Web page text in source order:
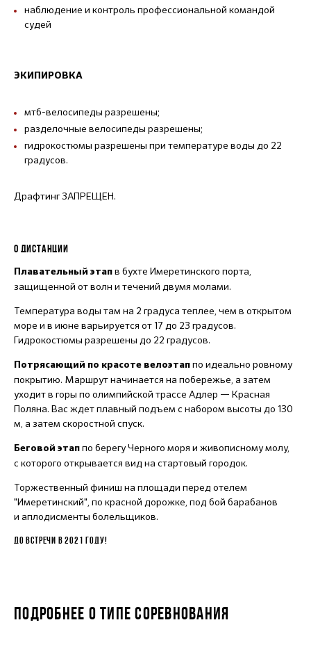
наблюдение и контроль профессиональной командой
судей
ЭКИПИРОВКА
мтб-велосипеды разрешены;
разделочные велосипеды разрешены;
гидрокостюмы разрешены при температуре воды до 22
градусов.
Драфтинг ЗАПРЕЩЕН.
О ДИСТАНЦИИ
Плавательный этап в бухте Имеретинского порта,
защищенной от волн и течений двумя молами.
Температура воды там на 2 градуса теплее, чем в открытом
море и в июне варьируется от 17 до 23 градусов.
Гидрокостюмы разрешены до 22 градусов.
Потрясающий по красоте велоэтап по идеально ровному
покрытию. Маршрут начинается на побережье, а затем
уходит в горы по олимпийской трассе Адлер — Красная
Поляна. Вас ждет плавный подъем с набором высоты до 130
м, а затем скоростной спуск.
Беговой этап по берегу Черного моря и живописному молу,
с которого открывается вид на стартовый городок.
Торжественный финиш на площади перед отелем
"Имеретинский", по красной дорожке, под бой барабанов
и аплодисменты болельщиков.
ДО ВСТРЕЧИ В 2021 ГОДУ!
ПОДРОБНЕЕ О ТИПЕ СОРЕВНОВАНИЯ